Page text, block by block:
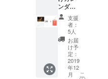
格より
500円お
得で
す。
ンダー3
冊+銀鏡
神社お
守り
コース
・壁掛
けカレ
ンダー
・銀鏡
神社お
支援
者：
5人
お届
け予
定：
2019
年12
月
こ